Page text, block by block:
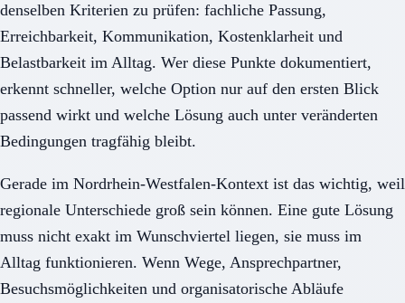
denselben Kriterien zu prüfen: fachliche Passung,
Erreichbarkeit, Kommunikation, Kostenklarheit und
Belastbarkeit im Alltag. Wer diese Punkte dokumentiert,
erkennt schneller, welche Option nur auf den ersten Blick
passend wirkt und welche Lösung auch unter veränderten
Bedingungen tragfähig bleibt.
Gerade im Nordrhein-Westfalen-Kontext ist das wichtig, weil
regionale Unterschiede groß sein können. Eine gute Lösung
muss nicht exakt im Wunschviertel liegen, sie muss im
Alltag funktionieren. Wenn Wege, Ansprechpartner,
Besuchsmöglichkeiten und organisatorische Abläufe